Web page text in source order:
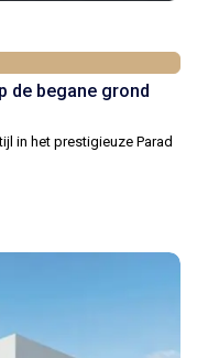
de begane grond
in het prestigieuze Parad